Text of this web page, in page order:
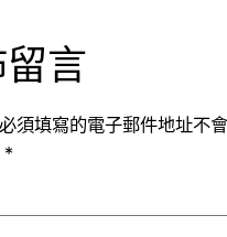
言
須填寫的電子郵件地址不
*